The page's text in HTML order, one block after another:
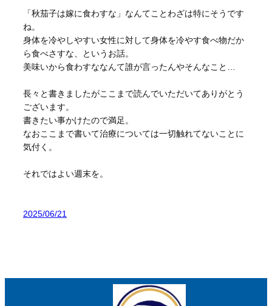
「秋茄子は嫁に食わすな」なんてことわざは特にそうです
ね。
身体を冷やしやすい女性に対して身体を冷やす食べ物だか
ら食べさすな、というお話。
美味いから食わすななんて誰が言ったんやそんなこと…
長々と書きましたがここまで読んでいただいてありがとう
ございます。
書きたい事かけたので満足。
なおここまで書いて治療については一切触れてないことに
気付く。
それではよい週末を。
2025/06/21